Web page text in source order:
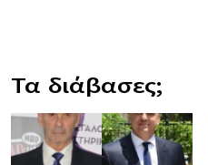
Τα διάβασες;